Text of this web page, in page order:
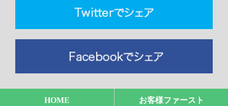
HOME お客様ファースト